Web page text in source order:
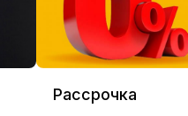
Рассрочка